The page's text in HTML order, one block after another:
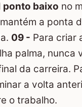
ponto baixo no
a ponta
09 - Para criar
palma, nunca
da carreira.
a volta
o trabalho.